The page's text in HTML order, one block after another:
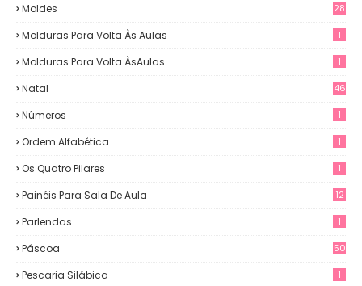
Moldes 28
Molduras Para Volta Às Aulas 1
Molduras Para Volta ÀsAulas 1
Natal 46
Números 1
Ordem Alfabética 1
Os Quatro Pilares 1
Painéis Para Sala De Aula
12
Parlendas 1
Páscoa 50
Pescaria Silábica 1